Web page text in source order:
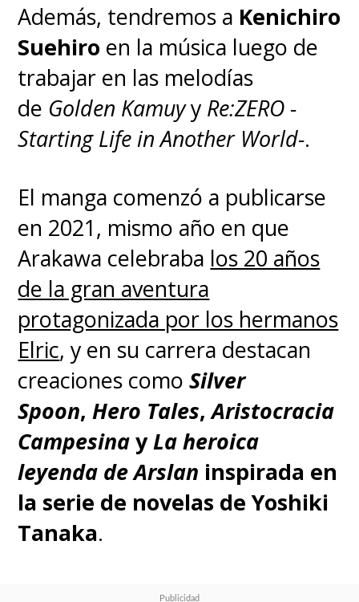
Además, tendremos a Kenichiro
Suehiro en la música luego de
trabajar en las melodías
de Golden Kamuyy Re:ZERO -
Starting Life in Another World-.
El manga comenzó a publicarse
en 2021, mismo año en que
Arakawa celebraba los 20 años
de la gran aventura
protagonizada por los hermanos
Elric, y en su carrera destacan
creaciones como Silver
Spoon, Hero Tales, Aristocracia
CampesinayLa heroica
leyenda de Arslan inspirada en
la serie de novelas de Yoshiki
Tanaka.